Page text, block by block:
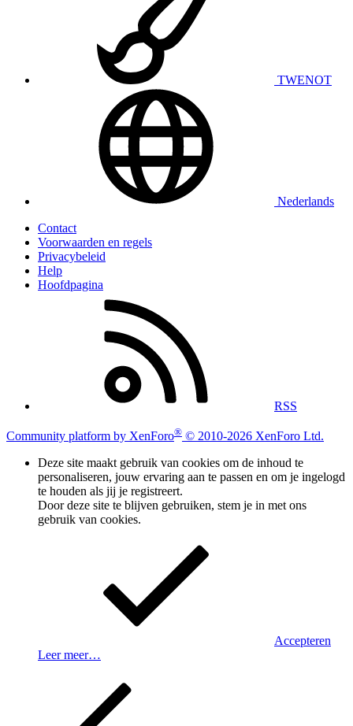
TWENOT
Nederlands
Contact
Voorwaarden en regels
Privacybeleid
Help
Hoofdpagina
RSS
Community platform by XenForo® © 2010-2026 XenForo Ltd.
Deze site maakt gebruik van cookies om de inhoud te
personaliseren, jouw ervaring aan te passen en om je ingelogd
te houden als jij je registreert.
Door deze site te blijven gebruiken, stem je in met ons
gebruik van cookies.
Accepteren
Leer meer…